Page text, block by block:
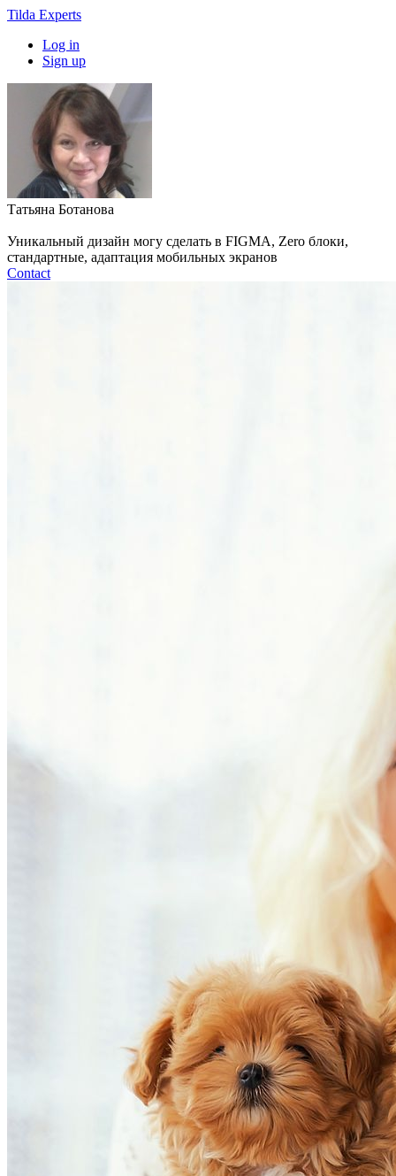
Tilda Experts
Log in
Sign up
Татьяна Ботанова
Уникальный дизайн могу сделать в FIGMA, Zero блоки,
стандартные, адаптация мобильных экранов
Contact